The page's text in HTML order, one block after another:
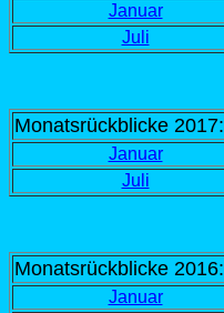
Januar
Juli
Monatsrückblicke 2017:
Januar
Juli
Monatsrückblicke 2016:
Januar